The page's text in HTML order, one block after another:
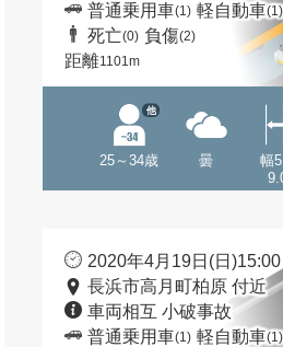
普通乗用車(1) 軽自動車(1)
死亡(0) 負傷(2)
距離1101m
25～34歳
他
曇
幅
2020年4月19日(日)15:00
長浜市高月町柏原 付近
車両相互 小破事故
普通乗用車(1) 軽自動車(1)